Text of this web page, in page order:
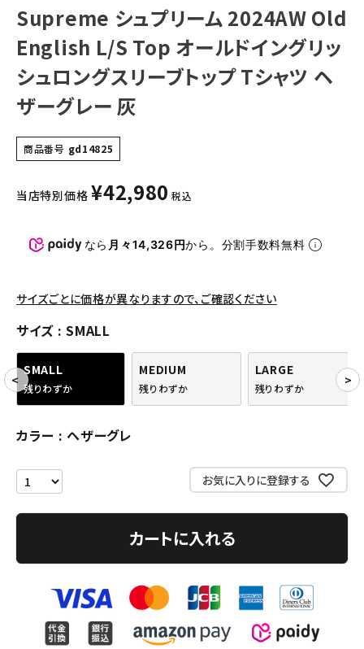
キャップ・ハット
ニット帽・ビーニー
バックパック・リュック
その他バッグ類
スニーカー・ブーツ
パンツ・ショーツ
SEASON
CONTENTS
ACCOUNT MENU
Follow us
Supreme シュプリーム 2024AW Old
English L/S Top オールドイングリッ
シュロングスリーブトップ Tシャツ ヘ
ザーグレー 灰
商品番号 gd14825
当店特別価格 ¥42,980 税込
なら 月々14,326円から。分割手数料無料
サイズごとに価格が異なりますので、ご確認ください
サイズ SMALL
SMALL
残りわずか
MEDIUM
残りわずか
LARGE
残りわずか
カラー ヘザーグレ
お気に入りに登録する
カートに入れる